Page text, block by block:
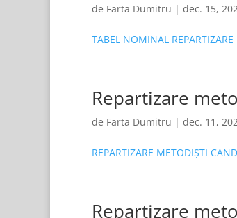
de Farta Dumitru | dec. 15,
TABEL NOMINAL
Repartizare
de Farta Dumitru | dec. 11,
REPARTIZARE METODIȘTI
Repartizare